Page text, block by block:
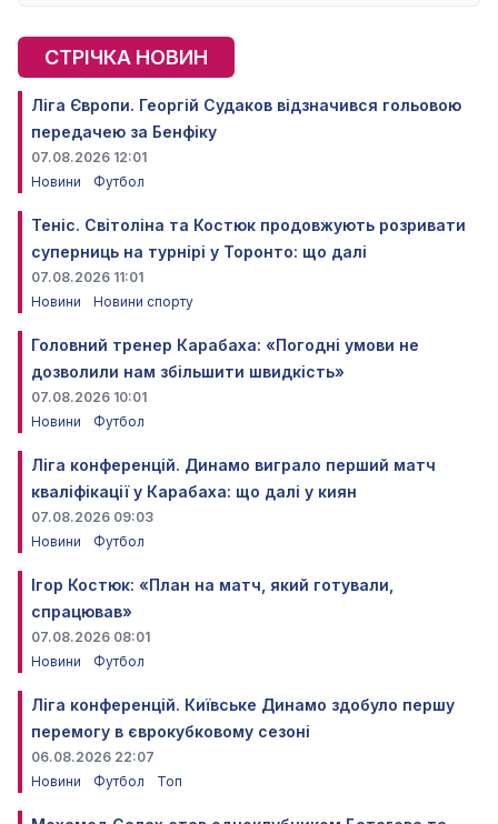
СТРІЧКА НОВИН
Ліга Європи. Георгій Судаков відзначився гольовою
передачею за Бенфіку
07.08.2026 12:01
Новини
Футбол
Теніс. Світоліна та Костюк продовжують розривати
суперниць на турнірі у Торонто: що далі
07.08.2026 11:01
Новини
Новини спорту
Головний тренер Карабаха: «Погодні умови не
дозволили нам збільшити швидкість»
07.08.2026 10:01
Новини
Футбол
Ліга конференцій. Динамо виграло перший матч
кваліфікації у Карабаха: що далі у киян
07.08.2026 09:03
Новини
Футбол
Ігор Костюк: «План на матч, який готували,
спрацював»
07.08.2026 08:01
Новини
Футбол
Ліга конференцій. Київське Динамо здобуло першу
перемогу в єврокубковому сезоні
06.08.2026 22:07
Новини
Футбол Топ